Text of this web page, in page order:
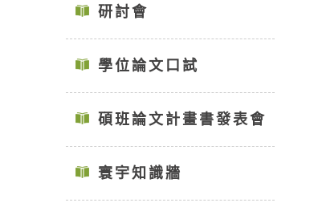
研討會
學位論文口試
碩班論文計畫書發表會
寰宇知識牆